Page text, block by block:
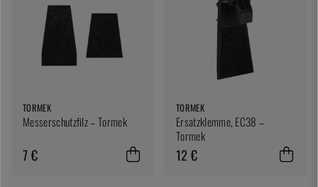
TORMEK
Messerschutzfilz – Tormek
7 €
TORMEK
Ersatzklemme, EC38 –
Tormek
12 €